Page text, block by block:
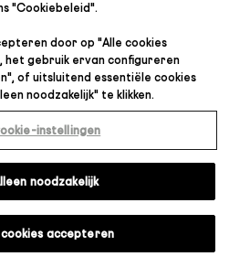
"Cookiebeleid".
door op "Alle cookies
het gebruik ervan configureren
", of uitsluitend essentiële cookies
noodzakelijk" te klikken.
instellingen
noodzakelijk
accepteren